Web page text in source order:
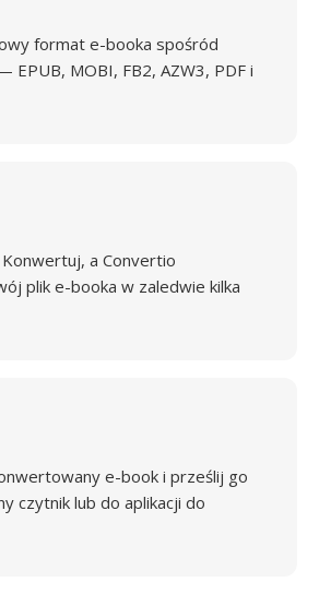
format e-booka spośród
EPUB, MOBI, FB2, AZW3, PDF i
a Convertio
plik e-booka w zaledwie kilka
e-book i prześlij go
czytnik lub do aplikacji do